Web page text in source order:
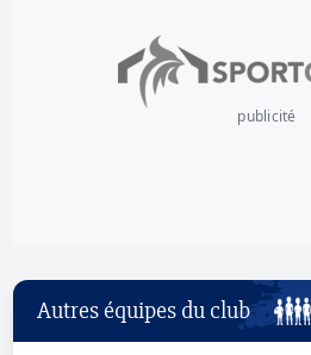
publicité
Autres équipes du club